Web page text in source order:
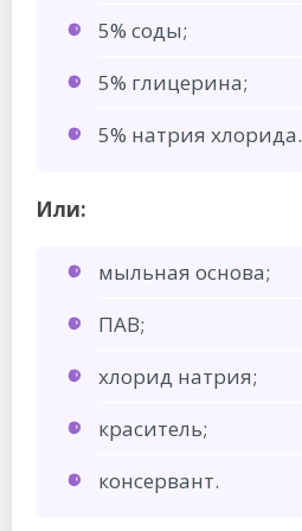
5% соды;
5% глицерина;
5% натрия хлорида.
Или:
мыльная основа;
ПАВ;
хлорид натрия;
краситель;
консервант.